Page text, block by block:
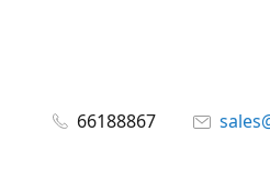
66188867